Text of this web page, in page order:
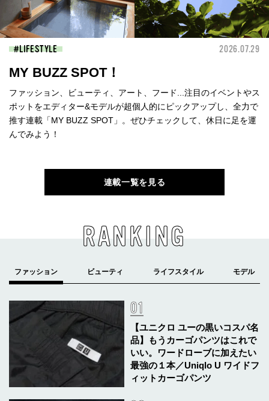
LIFESTYLE 2026.07.29
MY BUZZ SPOT！
ファッション、ビューティ、アート、フード...注目のイベントやス
ポットをエディター&モデルが超個人的にピックアップし、全力で
推す連載「MY BUZZ SPOT」。ぜひチェックして、休日に足を運
んでみよう！
連載一覧を見る
RANKING
【ユニクロ ユーの黒いコスパ名
品】もうカーゴパンツはこれで
いい。ワードローブに加えたい
最強の１本／Uniqlo U ワイドフ
ィットカーゴパンツ